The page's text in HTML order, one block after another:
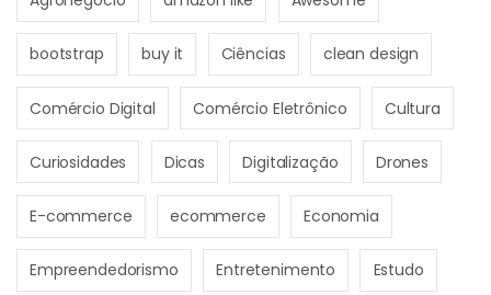
bootstrap buy it Ciências clean design
Comércio Digital Comércio Eletrônico Cultura
Curiosidades Dicas Digitalização Drones
E-commerce ecommerce Economia
Empreendedorismo Entretenimento Estudo